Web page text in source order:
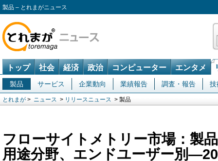
製品 – とれまがニュース
トップ 社会 経済 政治 コンピューター エンタメ
製品 サービス 企業動向 業績報告 調査・報告 技
とれまが > ニュース > リリースニュース > 製品
フローサイトメトリー市場：製
用途分野、エンドユーザー別